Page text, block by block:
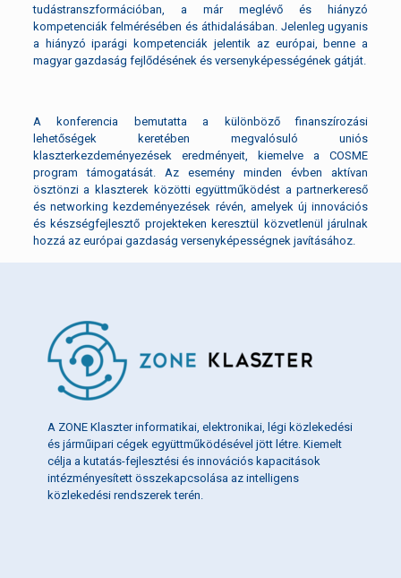
tudástranszformációban, a már meglévő és hiányzó
kompetenciák felmérésében és áthidalásában. Jelenleg ugyanis
a hiányzó iparági kompetenciák jelentik az európai, benne a
magyar gazdaság fejlődésének és versenyképességének gátját.
A konferencia bemutatta a különböző finanszírozási
lehetőségek keretében megvalósuló uniós
klaszterkezdeményezések eredményeit, kiemelve a COSME
program támogatását. Az esemény minden évben aktívan
ösztönzi a klaszterek közötti együttműködést a partnerkereső
és networking kezdeményezések révén, amelyek új innovációs
és készségfejlesztő projekteken keresztül közvetlenül járulnak
hozzá az európai gazdaság versenyképességnek javításához.
A ZONE Klaszter informatikai, elektronikai, légi közlekedési
és járműipari cégek együttműködésével jött létre. Kiemelt
célja a kutatás-fejlesztési és innovációs kapacitások
intézményesített összekapcsolása az intelligens
közlekedési rendszerek terén.